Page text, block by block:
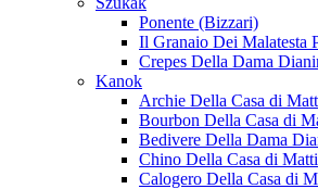
Ponente (Bizzari)
Il Granaio Dei Malatesta
Crepes Della Dama
Kanok
Archie Della Casa di
Bourbon Della Casa di
Bedivere Della Dama
Chino Della Casa di Matti
Calogero Della Casa di